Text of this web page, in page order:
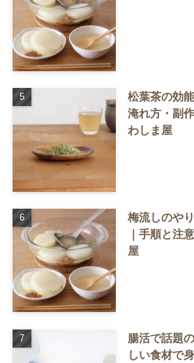
松葉茶の効
淹れ方・副
わしま屋
梅流しのや
｜手順と注
屋
腸活で話題
しい食材で